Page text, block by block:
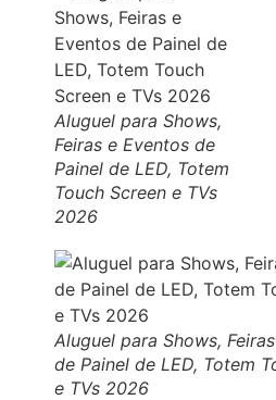
Aluguel para Shows,
Feiras e Eventos de
Painel de LED, Totem
Touch Screen e TVs
2026
Aluguel para Shows,
de Painel de LED, Totem
e TVs 2026